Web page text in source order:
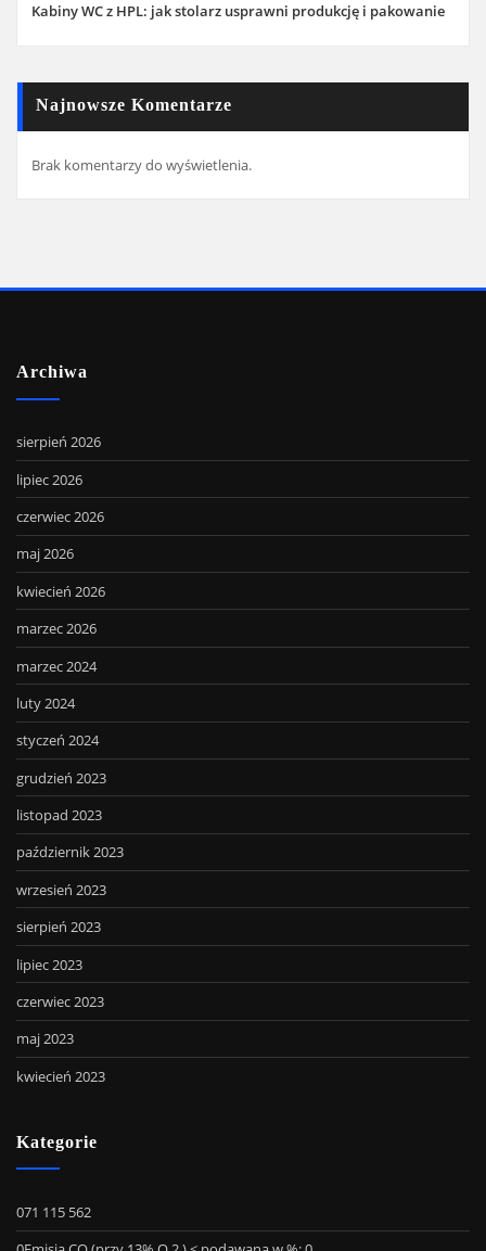
Kabiny WC z HPL: jak stolarz usprawni produkcję i pakowanie
Najnowsze Komentarze
Brak komentarzy do wyświetlenia.
Archiwa
sierpień 2026
lipiec 2026
czerwiec 2026
maj 2026
kwiecień 2026
marzec 2026
marzec 2024
luty 2024
styczeń 2024
grudzień 2023
listopad 2023
październik 2023
wrzesień 2023
sierpień 2023
lipiec 2023
czerwiec 2023
maj 2023
kwiecień 2023
Kategorie
071 115 562